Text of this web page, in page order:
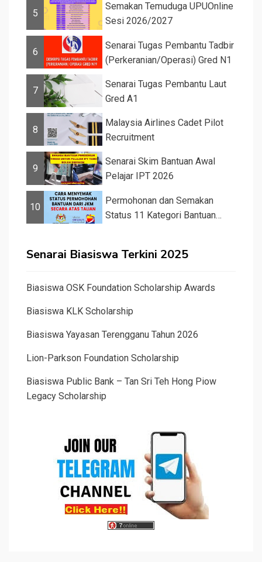
5
Semakan Temuduga UPUOnline
Sesi 2026/2027
6
Senarai Tugas Pembantu Tadbir
(Perkeranian/Operasi) Gred N1
7
Senarai Tugas Pembantu Laut
Gred A1
8
Malaysia Airlines Cadet Pilot
Recruitment
9
Senarai Skim Bantuan Awal
Pelajar IPT 2026
10
Permohonan dan Semakan
Status 11 Kategori Bantuan
Senarai Biasiswa Terkini 2025
Biasiswa OSK Foundation Scholarship Awards
Biasiswa KLK Scholarship
Biasiswa Yayasan Terengganu Tahun 2026
Lion-Parkson Foundation Scholarship
Biasiswa Public Bank – Tan Sri Teh Hong Piow
Legacy Scholarship